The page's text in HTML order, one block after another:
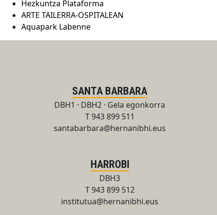
Hezkuntza Plataforma
ARTE TAILERRA-OSPITALEAN
Aquapark Labenne
SANTA BARBARA
DBH1 · DBH2 · Gela egonkorra
T 943 899 511
santabarbara@hernanibhi.eus
HARROBI
DBH3
T 943 899 512
institutua@hernanibhi.eus